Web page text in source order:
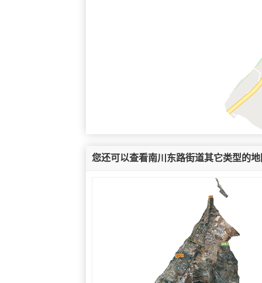
您还可以查看南川东路街道其它类型的地